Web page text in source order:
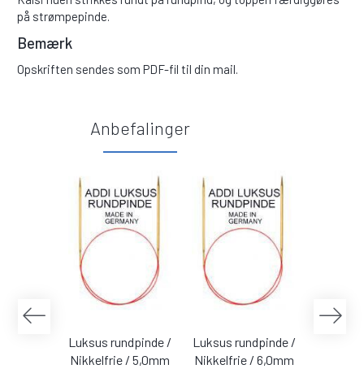
på strømpepinde.
Bemærk
Opskriften sendes som PDF-fil til din mail.
Anbefalinger
Luksus rundpinde /
Nikkelfrie / 5,0mm
Luksus rundpinde /
Nikkelfrie / 6,0mm